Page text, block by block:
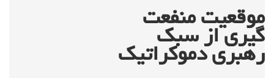
موقعیت منفعت
گیری از سبک
رهبری دموکراتیک